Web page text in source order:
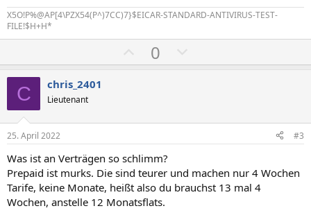
X5O!P%@AP[4\PZX54(P^)7CC)7}$EICAR-STANDARD-ANTIVIRUS-TEST-
FILE!$H+H*
o
t
v
e
S
t
0
e
t
v
e
S
C chris_2401
Lieutenant
25. April 2022 #3
Was ist an Verträgen so schlimm?
Prepaid ist murks. Die sind teurer und machen nur 4 Wochen
Tarife, keine Monate, heißt also du brauchst 13 mal 4
Wochen, anstelle 12 Monatsflats.